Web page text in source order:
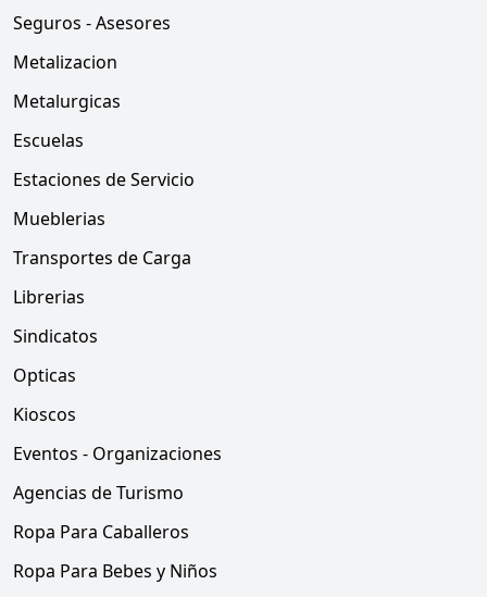
Seguros - Asesores
Metalizacion
Metalurgicas
Escuelas
Estaciones de Servicio
Mueblerias
Transportes de Carga
Librerias
Sindicatos
Opticas
Kioscos
Eventos - Organizaciones
Agencias de Turismo
Ropa Para Caballeros
Ropa Para Bebes y Niños